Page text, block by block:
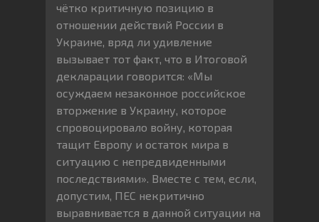
чётко критичную позицию в
отношении действий России в
Украине, вряд ли удивление
вызывает тот факт, что в Итоговой
декларации говорится: «Мы
осуждаем незаконное российское
вторжение в Украину, которое
спровоцировало войну, которая
тащит Европу и остаток мира в
ситуацию с непредвиденными
последствиями». Вместе с тем, если,
допустим, ПЕС некритично
выравнивается в данной ситуации на